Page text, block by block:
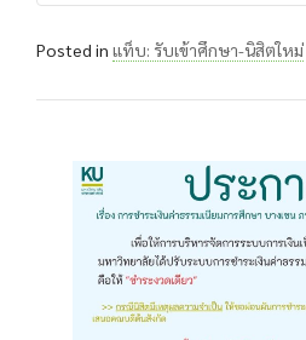
Posted in แท็บ: รับเข้าศึกษา-นิสิตใหม่